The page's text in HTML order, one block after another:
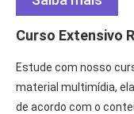
Curso Extensivo
Estude com nosso
material multimídia,
de acordo com o